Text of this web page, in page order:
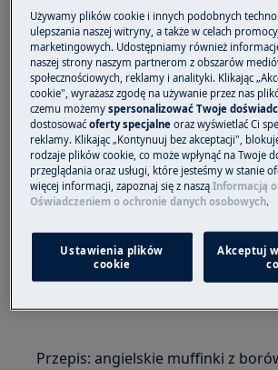
Para doskonale sprawdza się
słodkich przekąsek, takich jak
biszkopty. Wspomaga wyrastanie
mu puszystość. Nadaj wypiekom
skórkę i wilgotny środek.
Przepis: angielskie muffinki z
Używamy plików cookie i innych podobnych
ulepszania naszej witryny, a także w celach
marketingowych. Udostępniamy również
naszej strony naszym partnerom z obszarów
społecznościowych, reklamy i analityki. Klikając
cookie", wyrażasz zgodę na używanie przez nas
czemu możemyspersonalizować Twoje
dostosowaćoferty specjalne oraz wyświetlać Ci
reklamy. Klikając „Kontynuuj bez akceptacji",
rodzaje plików cookie, co może wpłynąć na Twoje
przeglądania oraz usługi, które jesteśmy w stanie
więcej informacji, zapoznaj się z nasząInformacją
Oświadczeniem o ochronie danych osobowych.
Ustawienia plików
cookie
Akceptuj